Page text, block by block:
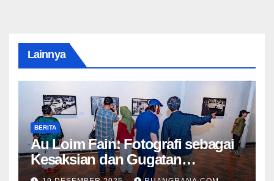
Lainnya
BERITA
Au Loim Fain: Fotografi sebagai
Kesaksian dan Gugatan
Kemanusiaan